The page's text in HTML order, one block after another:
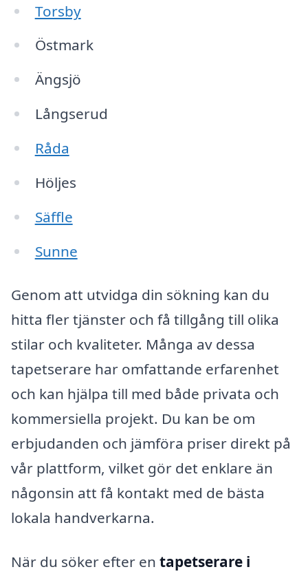
Torsby
Östmark
Ängsjö
Långserud
Råda
Höljes
Säffle
Sunne
Genom att utvidga din sökning kan du
hitta fler tjänster och få tillgång till olika
stilar och kvaliteter. Många av dessa
tapetserare har omfattande erfarenhet
och kan hjälpa till med både privata och
kommersiella projekt. Du kan be om
erbjudanden och jämföra priser direkt på
vår plattform, vilket gör det enklare än
någonsin att få kontakt med de bästa
lokala handverkarna.
När du söker efter en tapetserare i